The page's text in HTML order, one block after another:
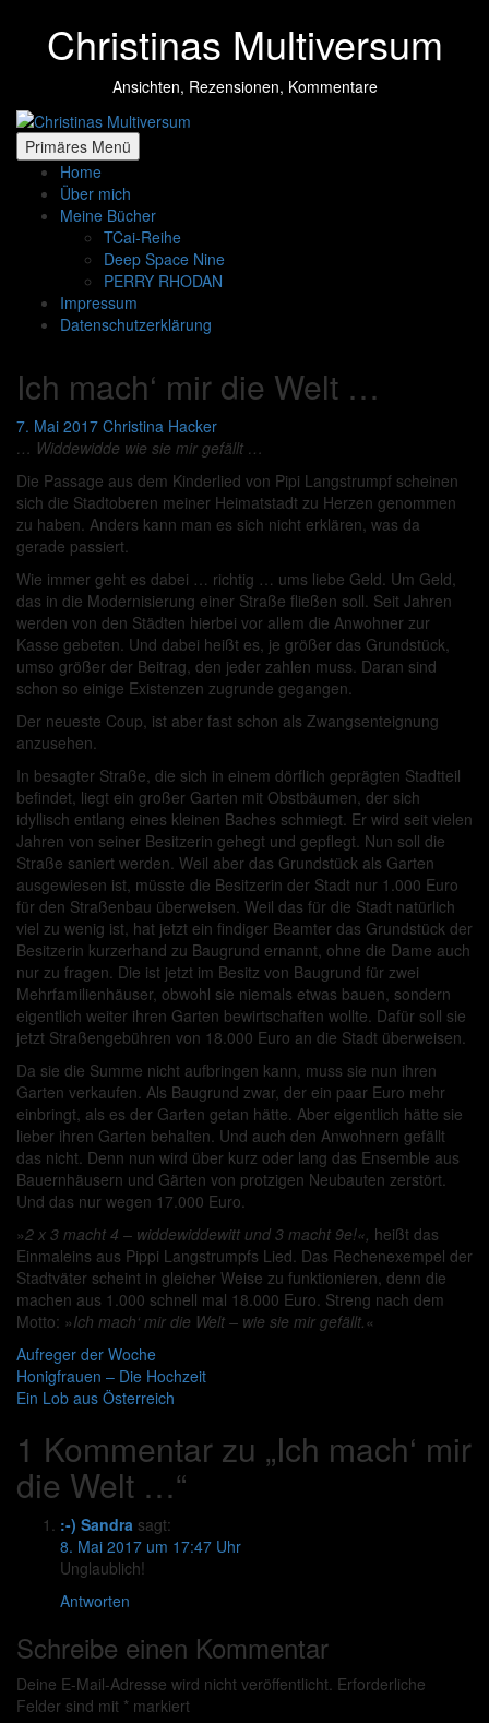
springenChristinas Multiversum
Ansichten, Rezensionen, Kommentare
Primäres Menü
Home
Über mich
Meine Bücher
TCai-Reihe
Deep Space Nine
PERRY RHODAN
Impressum
Datenschutzerklärung
Ich mach‘ mir die Welt …
7. Mai 2017 Christina Hacker
… Widdewidde wie sie mir gefällt …
Die Passage aus dem Kinderlied von Pipi Langstrumpf scheinen
sich die Stadtoberen meiner Heimatstadt zu Herzen genommen
zu haben. Anders kann man es sich nicht erklären, was da
gerade passiert.
Wie immer geht es dabei … richtig … ums liebe Geld. Um Geld,
das in die Modernisierung einer Straße fließen soll. Seit Jahren
werden von den Städten hierbei vor allem die Anwohner zur
Kasse gebeten. Und dabei heißt es, je größer das Grundstück,
umso größer der Beitrag, den jeder zahlen muss. Daran sind
schon so einige Existenzen zugrunde gegangen.
Der neueste Coup, ist aber fast schon als Zwangsenteignung
anzusehen.
In besagter Straße, die sich in einem dörflich geprägten Stadtteil
befindet, liegt ein großer Garten mit Obstbäumen, der sich
idyllisch entlang eines kleinen Baches schmiegt. Er wird seit vielen
Jahren von seiner Besitzerin gehegt und gepflegt. Nun soll die
Straße saniert werden. Weil aber das Grundstück als Garten
ausgewiesen ist, müsste die Besitzerin der Stadt nur 1.000 Euro
für den Straßenbau überweisen. Weil das für die Stadt natürlich
viel zu wenig ist, hat jetzt ein findiger Beamter das Grundstück der
Besitzerin kurzerhand zu Baugrund ernannt, ohne die Dame auch
nur zu fragen. Die ist jetzt im Besitz von Baugrund für zwei
Mehrfamilienhäuser, obwohl sie niemals etwas bauen, sondern
eigentlich weiter ihren Garten bewirtschaften wollte. Dafür soll sie
jetzt Straßengebühren von 18.000 Euro an die Stadt überweisen.
Da sie die Summe nicht aufbringen kann, muss sie nun ihren
Garten verkaufen. Als Baugrund zwar, der ein paar Euro mehr
einbringt, als es der Garten getan hätte. Aber eigentlich hätte sie
lieber ihren Garten behalten. Und auch den Anwohnern gefällt
das nicht. Denn nun wird über kurz oder lang das Ensemble aus
Bauernhäusern und Gärten von protzigen Neubauten zerstört.
Und das nur wegen 17.000 Euro.
»2 x 3 macht 4 – widdewiddewitt und 3 macht 9e!«, heißt das
Einmaleins aus Pippi Langstrumpfs Lied. Das Rechenexempel der
Stadtväter scheint in gleicher Weise zu funktionieren, denn die
machen aus 1.000 schnell mal 18.000 Euro. Streng nach dem
Motto: »Ich mach‘ mir die Welt – wie sie mir gefällt.«
Aufreger der Woche
Beitragsnavigation
Honigfrauen – Die Hochzeit
Ein Lob aus Österreich
1 Kommentar zu „Ich mach‘ mir
die Welt …“
:-) Sandra sagt:
8. Mai 2017 um 17:47 Uhr
Unglaublich!
Antworten
Schreibe einen Kommentar
Deine E-Mail-Adresse wird nicht veröffentlicht. Erforderliche
Felder sind mit * markiert